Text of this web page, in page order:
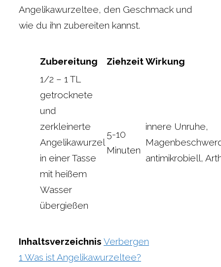
Angelikawurzeltee, den Geschmack und
wie du ihn zubereiten kannst.
Zubereitung ZiehzeitWirkung
1/2 – 1 TL
getrocknete
und
zerkleinerte
Angelikawurzel
in einer Tasse
mit heißem
Wasser
übergießen
5-10
Minuten
innere Unruhe,
antimikrobiell,
Inhaltsverzeichnis Verbergen
1 Was ist Angelikawurzeltee?